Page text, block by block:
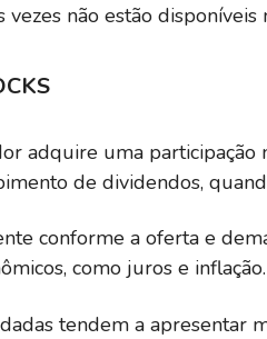
não estão disponíveis
adquire uma
de dividendos,
conforme a oferta e
como juros e inflação.
tendem a